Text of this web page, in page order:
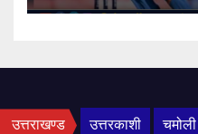
उत्तराखण्ड उत्तरकाशी चमोली